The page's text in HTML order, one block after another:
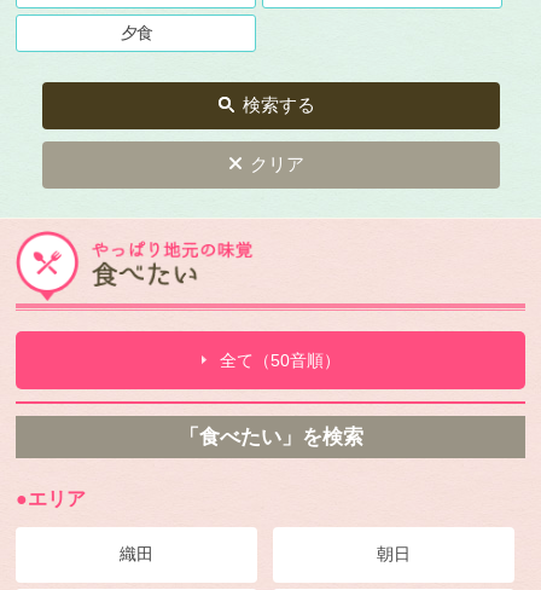
夕食
検索する
クリア
全て（50音順）
「食べたい」を検索
●エリア
織田 朝日